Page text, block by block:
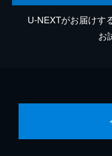
U-NEXTがお届けす
お